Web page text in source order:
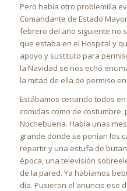
Pero había otro problemilla
Comandante de Estado
febrero del año siguiente no
que estaba en el Hospital y
apoyo y sustituto para
la Navidad se nos echó
la mitad de ella de permiso
Estábamos cenando todos
comidas como de
Nochebuena. Había unas
grande donde se ponían los
repartir y una estufa de
época, una televisión
de la pared. Ya habíamos
día. Pusieron el anuncio ese